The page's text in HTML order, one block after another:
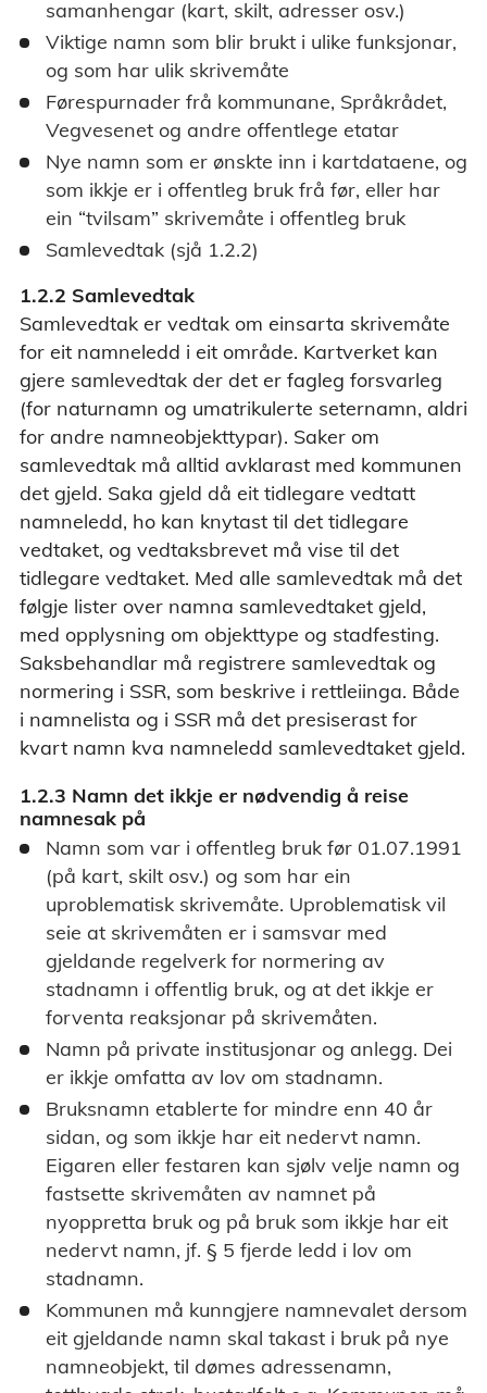
samanhengar (kart, skilt, adresser osv.)
Viktige namn som blir brukt i ulike funksjonar,
og som har ulik skrivemåte
Førespurnader frå kommunane, Språkrådet,
Vegvesenet og andre offentlege etatar
Nye namn som er ønskte inn i kartdataene, og
som ikkje er i offentleg bruk frå før, eller har
ein “tvilsam” skrivemåte i offentleg bruk
Samlevedtak (sjå 1.2.2)
1.2.2 Samlevedtak
Samlevedtak er vedtak om einsarta skrivemåte
for eit namneledd i eit område. Kartverket kan
gjere samlevedtak der det er fagleg forsvarleg
(for naturnamn og umatrikulerte seternamn, aldri
for andre namneobjekttypar). Saker om
samlevedtak må alltid avklarast med kommunen
det gjeld. Saka gjeld då eit tidlegare vedtatt
namneledd, ho kan knytast til det tidlegare
vedtaket, og vedtaksbrevet må vise til det
tidlegare vedtaket. Med alle samlevedtak må det
følgje lister over namna samlevedtaket gjeld,
med opplysning om objekttype og stadfesting.
Saksbehandlar må registrere samlevedtak og
normering i SSR, som beskrive i rettleiinga. Både
i namnelista og i SSR må det presiserast for
kvart namn kva namneledd samlevedtaket gjeld.
1.2.3 Namn det ikkje er nødvendig å reise
namnesak på
Namn som var i offentleg bruk før 01.07.1991
(på kart, skilt osv.) og som har ein
uproblematisk skrivemåte. Uproblematisk vil
seie at skrivemåten er i samsvar med
gjeldande regelverk for normering av
stadnamn i offentlig bruk, og at det ikkje er
forventa reaksjonar på skrivemåten.
Namn på private institusjonar og anlegg. Dei
er ikkje omfatta av lov om stadnamn.
Bruksnamn etablerte for mindre enn 40 år
sidan, og som ikkje har eit nedervt namn.
Eigaren eller festaren kan sjølv velje namn og
fastsette skrivemåten av namnet på
nyoppretta bruk og på bruk som ikkje har eit
nedervt namn, jf. § 5 fjerde ledd i lov om
stadnamn.
Kommunen må kunngjere namnevalet dersom
eit gjeldande namn skal takast i bruk på nye
namneobjekt, til dømes adressenamn,